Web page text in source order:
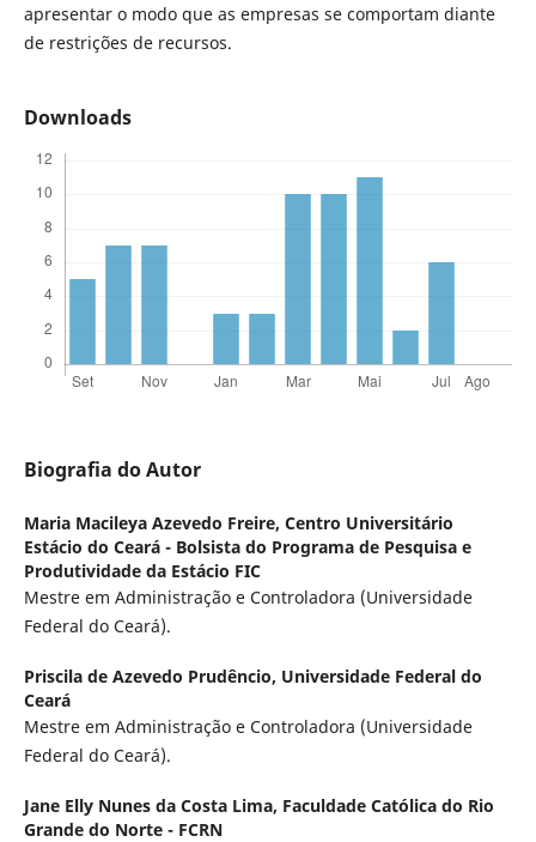
apresentar o modo que as empresas se comportam diante
de restrições de recursos.
Downloads
Biografia do Autor
Maria Macileya Azevedo Freire, Centro Universitário
Estácio do Ceará - Bolsista do Programa de Pesquisa e
Produtividade da Estácio FIC
Mestre em Administração e Controladora (Universidade
Federal do Ceará).
Priscila de Azevedo Prudêncio, Universidade Federal do
Ceará
Mestre em Administração e Controladora (Universidade
Federal do Ceará).
Jane Elly Nunes da Costa Lima, Faculdade Católica do Rio
Grande do Norte - FCRN